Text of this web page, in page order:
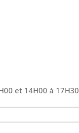
et 14H00 à 17H30